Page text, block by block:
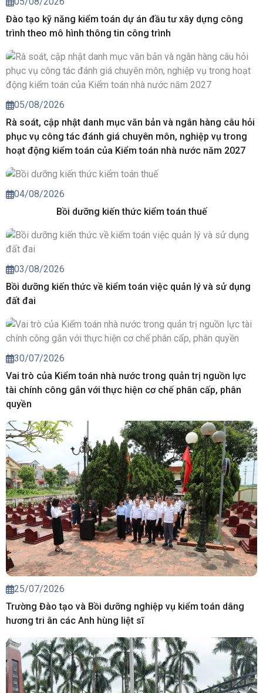
Đào tạo kỹ năng kiểm toán dự án đầu tư xây dựng công
trình theo mô hình thông tin công trình
05/08/2026
Rà soát, cập nhật danh mục văn bản và ngân hàng câu hỏi
phục vụ công tác đánh giá chuyên môn, nghiệp vụ trong
hoạt động kiểm toán của Kiểm toán nhà nước năm 2027
04/08/2026
Bồi dưỡng kiến thức kiểm toán thuế
03/08/2026
Bồi dưỡng kiến thức về kiểm toán việc quản lý và sử dụng
đất đai
30/07/2026
Vai trò của Kiểm toán nhà nước trong quản trị nguồn lực
tài chính công gắn với thực hiện cơ chế phân cấp, phân
quyền
25/07/2026
Trường Đào tạo và Bồi dưỡng nghiệp vụ kiểm toán dâng
hương tri ân các Anh hùng liệt sĩ